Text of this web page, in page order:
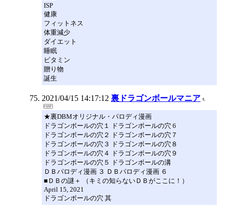
ISP
健康
フィットネス
体重減少
ダイエット
睡眠
ビタミン
贈り物
誕生
2021/04/15 14:17:12 裏ドラゴンボールマニア
★裏DBMオリジナル・パロディ漫画
ドラゴンボールの穴１ ドラゴンボールの穴 6
ドラゴンボールの穴２ ドラゴンボールの穴７
ドラゴンボールの穴３ ドラゴンボールの穴８
ドラゴンボールの穴４ ドラゴンボールの穴９
ドラゴンボールの穴５ ドラゴンボールの溝
ＤＢパロディ漫画 ３ ＤＢパロディ漫画 ６
■ＤＢの謎＋ （キミの知らないＤＢがここに！）
April 15, 2021
ドラゴンボールの穴 其